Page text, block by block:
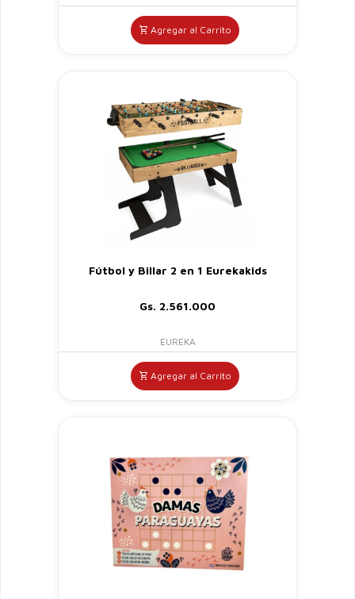
Agregar al Carrito
Fútbol y Billar 2 en 1 Eurekakids
Gs. 2.561.000
EUREKA
Agregar al Carrito